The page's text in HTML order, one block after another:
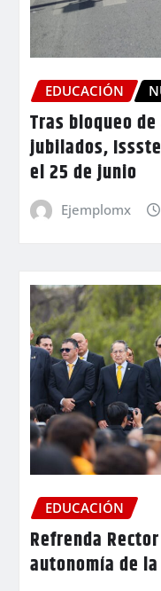
EDUCACIÓN
Tras bloqueo
jubilados,
el 25 de junio
Ejemplomx
EDUCACIÓN
Refrenda
autonomía de la